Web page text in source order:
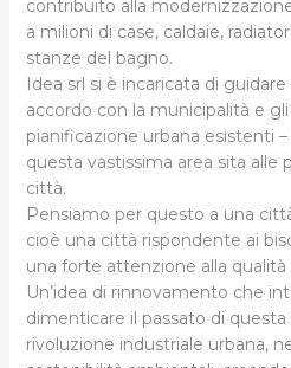
contribuito alla
a milioni di case, caldaie,
stanze del bagno.
Idea srl si è incaricata di
accordo con la municipalità e
pianificazione urbana esistenti
questa vastissima area sita alle
città.
Pensiamo per questo a una
cioè una città rispondente ai
una forte attenzione alla
Un’idea di rinnovamento che
dimenticare il passato di questa
rivoluzione industriale urbana,